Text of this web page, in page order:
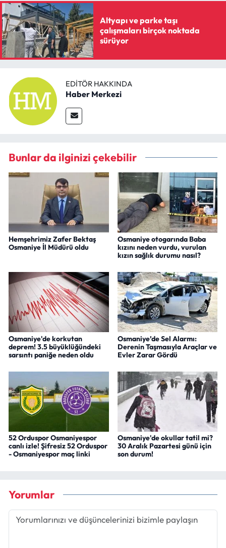
Altyapı ve parke taşı
çalışmaları birçok noktada
sürüyor
EDITÖR HAKKINDA
Haber Merkezi
Bunlar da ilginizi çekebilir
Hemşehrimiz Zafer Bektaş
Osmaniye İl Müdürü oldu
Osmaniye otogarında Baba
kızını neden vurdu, vurulan
kızın sağlık durumu nasıl?
Osmaniye'de korkutan
deprem! 3.5 büyüklüğündeki
sarsıntı paniğe neden oldu
Osmaniye’de Sel Alarmı:
Derenin Taşmasıyla Araçlar ve
Evler Zarar Gördü
52 Orduspor Osmaniyespor
canlı izle! Şifresiz 52 Orduspor
- Osmaniyespor maç linki
Osmaniye'de okullar tatil mi?
30 Aralık Pazartesi günü için
son durum!
Yorumlar